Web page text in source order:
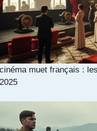
cinéma muet français :
2025